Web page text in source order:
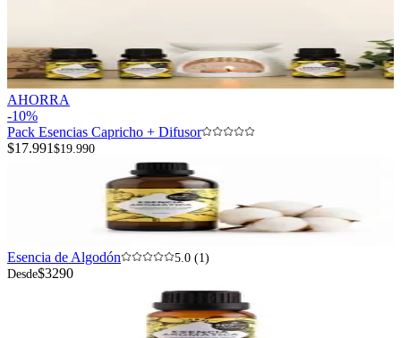
AHORRA
-10%
Pack Esencias Capricho + Difusor
$17.991 $19.990
Esencia de Algodón
5.0 (1)
Desde$3290